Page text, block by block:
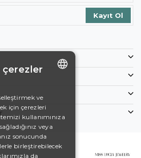
DE
EN
ve
için çerezleri
kullanımınıza
veya
sonucunda
birleştirebilecek
da